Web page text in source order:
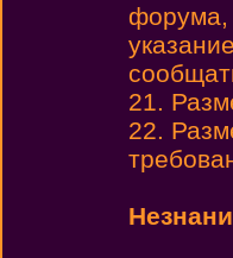
форума,
21.
22.